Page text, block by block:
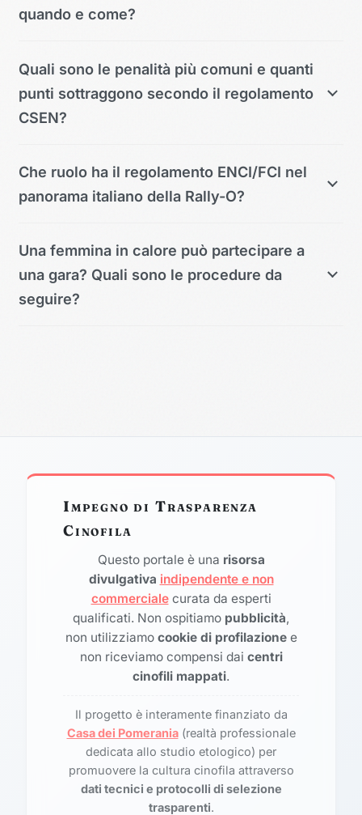
quando e come?
Quali sono le penalità più comuni e quanti
punti sottraggono secondo il regolamento
CSEN?
Che ruolo ha il regolamento ENCI/FCI nel
panorama italiano della Rally-O?
Una femmina in calore può partecipare a
una gara? Quali sono le procedure da
seguire?
Impegno di Trasparenza
Cinofila
Questo portale è una risorsa
divulgativa indipendente e non
commercialecurata da esperti
qualificati. Non ospitiamo pubblicità,
non utilizziamo cookie di profilazionee
non riceviamo compensi dai centri
cinofili mappati.
Il progetto è interamente finanziato da
Casa dei Pomerania(realtà professionale
dedicata allo studio etologico) per
promuovere la cultura cinofila attraverso
dati tecnici e protocolli di selezione
trasparenti.